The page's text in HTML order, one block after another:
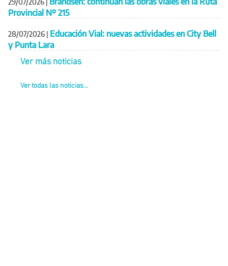
29/07/2026
Provincial Nº 215
28/07/2026 | Educación Vial: nuevas actividades en City Bell
y Punta Lara
Ver más noticias
Ver todas las noticias...